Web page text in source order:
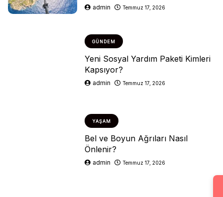
admin Temmuz 17, 2026
GÜNDEM
Yeni Sosyal Yardım Paketi Kimleri
Kapsıyor?
admin Temmuz 17, 2026
YAŞAM
Bel ve Boyun Ağrıları Nasıl
Önlenir?
admin Temmuz 17, 2026